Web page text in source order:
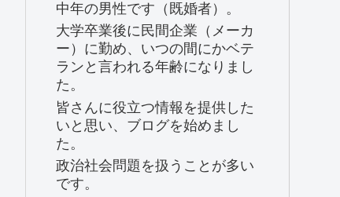
中年の男性です（既婚者）。
大学卒業後に民間企業（メーカ
ー）に勤め、いつの間にかベテ
ランと言われる年齢になりまし
た。
皆さんに役立つ情報を提供した
いと思い、ブログを始めまし
た。
政治社会問題を扱うことが多い
です。